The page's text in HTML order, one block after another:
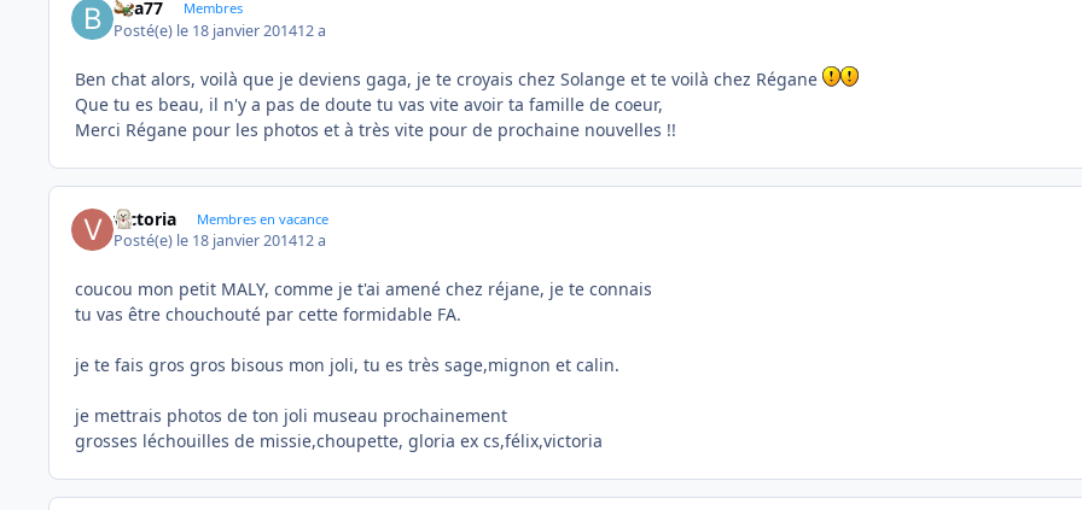
bea77 Membres
Posté(e) le 18 janvier 201412 a
Ben chat alors, voilà que je deviens gaga, je te croyais chez Solange et te voilà chez Régane
Que tu es beau, il n'y a pas de doute tu vas vite avoir ta famille de coeur,
Merci Régane pour les photos et à très vite pour de prochaine nouvelles !!
victoria Membres en vacance
Posté(e) le 18 janvier 201412 a
coucou mon petit MALY, comme je t'ai amené chez réjane, je te connais
tu vas être chouchouté par cette formidable FA.
je te fais gros gros bisous mon joli, tu es très sage,mignon et calin.
je mettrais photos de ton joli museau prochainement
grosses léchouilles de missie,choupette, gloria ex cs,félix,victoria